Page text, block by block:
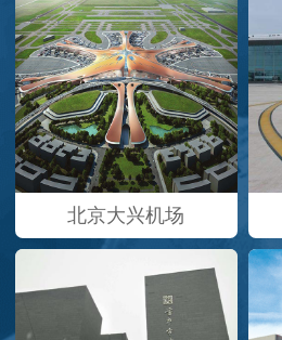
北京大兴机场